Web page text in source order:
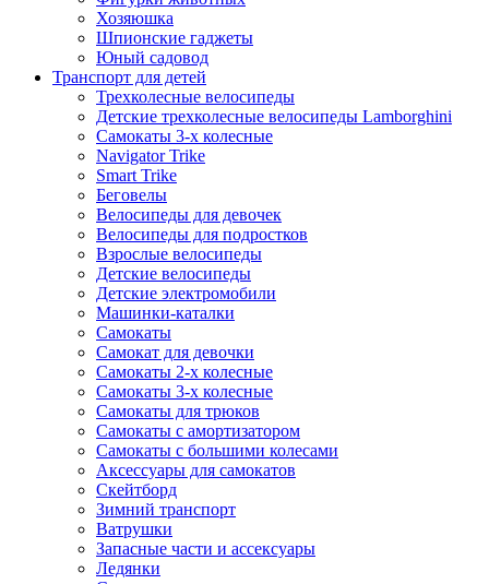
Хозяюшка
Шпионские гаджеты
Юный садовод
Транспорт для детей
Трехколесные велосипеды
Детские трехколесные велосипеды Lamborghini
Самокаты 3-х колесные
Navigator Trike
Smart Trike
Беговелы
Велосипеды для девочек
Велосипеды для подростков
Взрослые велосипеды
Детские велосипеды
Детские электромобили
Машинки-каталки
Самокаты
Самокат для девочки
Самокаты 2-х колесные
Самокаты 3-х колесные
Самокаты для трюков
Самокаты с амортизатором
Самокаты с большими колесами
Аксессуары для самокатов
Скейтборд
Зимний транспорт
Ватрушки
Запасные части и ассексуары
Ледянки